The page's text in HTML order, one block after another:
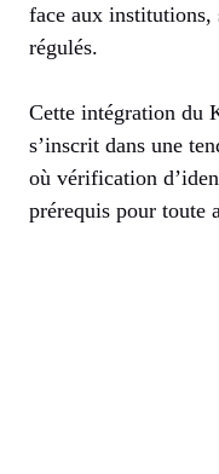
face aux institutions,
régulés.
Cette intégration du
s’inscrit dans une
où vérification
prérequis pour toute